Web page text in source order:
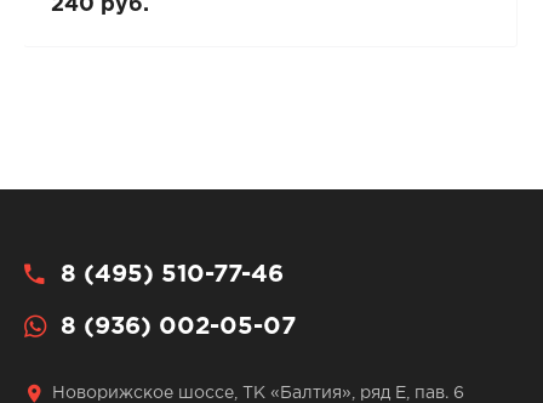
240 руб.
8 (495) 510-77-46
8 (936) 002-05-07
Новорижское шоссе, ТК «Балтия», ряд Е, пав. 6